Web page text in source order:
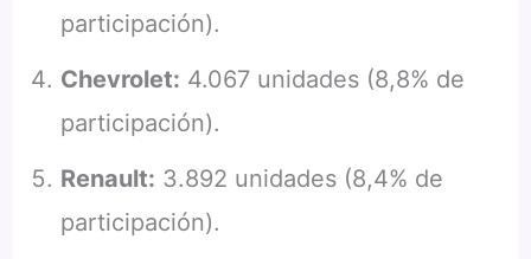
participación).
Chevrolet: 4.067 unidades (8,8% de
participación).
Renault: 3.892 unidades (8,4% de
participación).